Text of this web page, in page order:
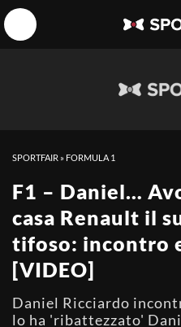
SPORTFAIR » FORMULA 1
F1 – Daniel…
casa Renault il
tifoso: incontro
[VIDEO]
Daniel Ricciardo
lo ha 'ribattezzato'